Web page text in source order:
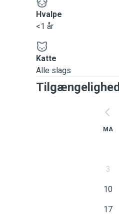
Hvalpe
<1 år
Katte
Alle slags
Tilgængelighed
MA
3
10
17